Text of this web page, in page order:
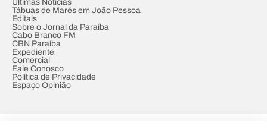
Últimas Notícias
Tábuas de Marés em João Pessoa
Editais
Sobre o Jornal da Paraíba
Cabo Branco FM
CBN Paraíba
Expediente
Comercial
Fale Conosco
Política de Privacidade
Espaço Opinião